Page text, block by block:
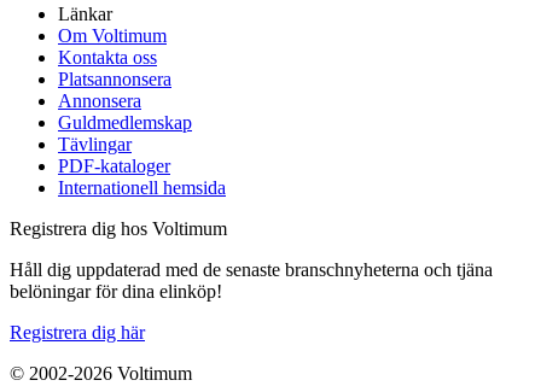
Länkar
Om Voltimum
Kontakta oss
Platsannonsera
Annonsera
Guldmedlemskap
Tävlingar
PDF-kataloger
Internationell hemsida
Registrera dig hos Voltimum
Håll dig uppdaterad med de senaste branschnyheterna och tjäna
belöningar för dina elinköp!
Registrera dig här
© 2002-2026 Voltimum